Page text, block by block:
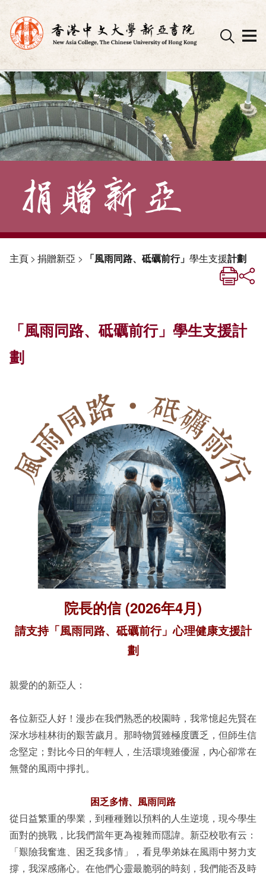
Skip
to
content
主頁> 捐贈新亞 > 「風雨同路、砥礪前行」 學生支援計劃
「風雨同路、砥礪前行」 學生支援計
劃
院長的信 (2026年4月)
請支持「風雨同路、砥礪前行」心理健康支援計
劃
親愛的的新亞人：
各位新亞人好！漫步在我們熟悉的校園時，我常憶起先賢在
深水埗桂林街的艱苦歲月。那時物質雖極度匱乏，但師生信
念堅定；對比今日的年輕人，生活環境雖優渥，內心卻常在
無聲的風雨中掙扎。
困乏多情、風雨同路
從日益繁重的學業，到種種難以預料的人生逆境，現今學生
面對的挑戰，比我們當年更為複雜而隱諱。新亞校歌有云：
「艱險我奮進、困乏我多情」，看見學弟妹在風雨中努力支
撐，我深感痛心。在他們心靈最脆弱的時刻，我們能否及時